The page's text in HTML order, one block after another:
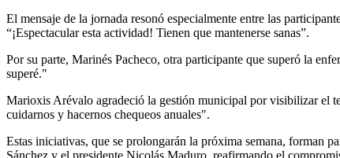
El mensaje de la jornada resonó especialmente entre las
“¡Espectacular esta actividad! Tienen que mantenerse sanas”.
Por su parte, Marinés Pacheco, otra participante que superó la
superé."
Marioxis Arévalo agradeció la gestión municipal por visibilizar el
cuidarnos y hacernos chequeos anuales".
Estas iniciativas, que se prolongarán la próxima semana, forman